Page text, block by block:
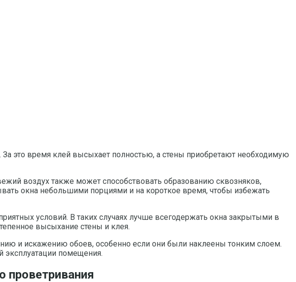
это время клей высыхает полностью, а стены приобретают необходимую
воздух также может способствовать образованию сквозняков,
окна небольшими порциями и на короткое время, чтобы избежать
условий. В таких случаях лучше всегодержать окна закрытыми в
высыхание стены и клея.
и искажению обоев, особенно если они были наклеены тонким слоем.
эксплуатации помещения.
проветривания